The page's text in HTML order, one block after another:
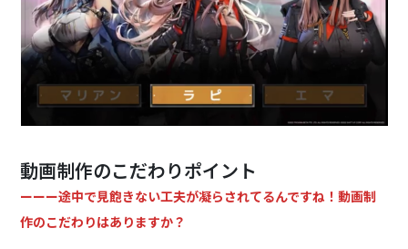
動画制作のこだわりポイント
ーーー途中で見飽きない工夫が凝らされてるんですね！動画制
作のこだわりはありますか？